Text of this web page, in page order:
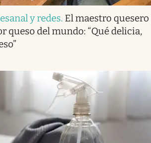
y redes. El maestro quesero
queso del mundo: “Qué delicia,